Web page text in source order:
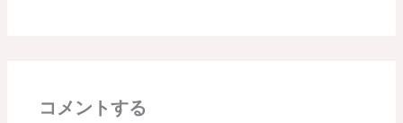
コメントする